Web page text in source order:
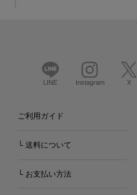
LINE Instagram X
ご利用ガイド
└ 送料について
└ お支払い方法